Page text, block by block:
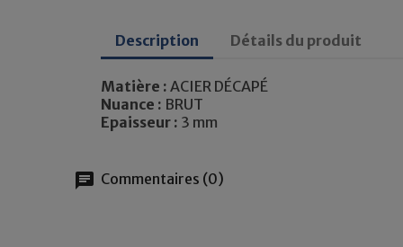
Description Détails du produit
Matière : ACIER DÉCAPÉ
Nuance : BRUT
Epaisseur : 3 mm
chat Commentaires (0)